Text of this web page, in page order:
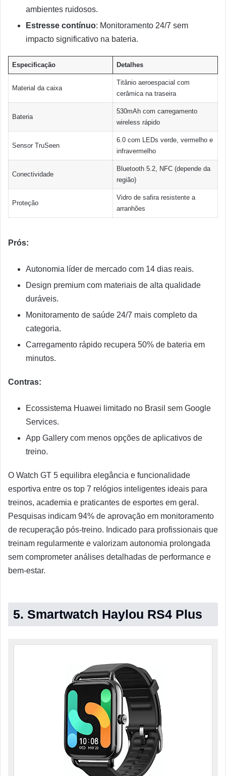
ambientes ruidosos.
Estresse contínuo: Monitoramento 24/7 sem
impacto significativo na bateria.
Especificação Detalhes
Material da caixa
Titânio aeroespacial com
cerâmica na traseira
Bateria
530mAh com carregamento
wireless rápido
Sensor TruSeen
6.0 com LEDs verde, vermelho e
infravermelho
Conectividade
Bluetooth 5.2, NFC (depende da
região)
Proteção
Vidro de safira resistente a
arranhões
Prós:
Autonomia líder de mercado com 14 dias reais.
Design premium com materiais de alta qualidade
duráveis.
Monitoramento de saúde 24/7 mais completo da
categoria.
Carregamento rápido recupera 50% de bateria em
minutos.
Contras:
Ecossistema Huawei limitado no Brasil sem Google
Services.
App Gallery com menos opções de aplicativos de
treino.
O Watch GT 5 equilibra elegância e funcionalidade
esportiva entre os top 7 relógios inteligentes ideais para
treinos, academia e praticantes de esportes em geral.
Pesquisas indicam 94% de aprovação em monitoramento
de recuperação pós-treino. Indicado para profissionais que
treinam regularmente e valorizam autonomia prolongada
sem comprometer análises detalhadas de performance e
bem-estar.
5. Smartwatch Haylou RS4 Plus